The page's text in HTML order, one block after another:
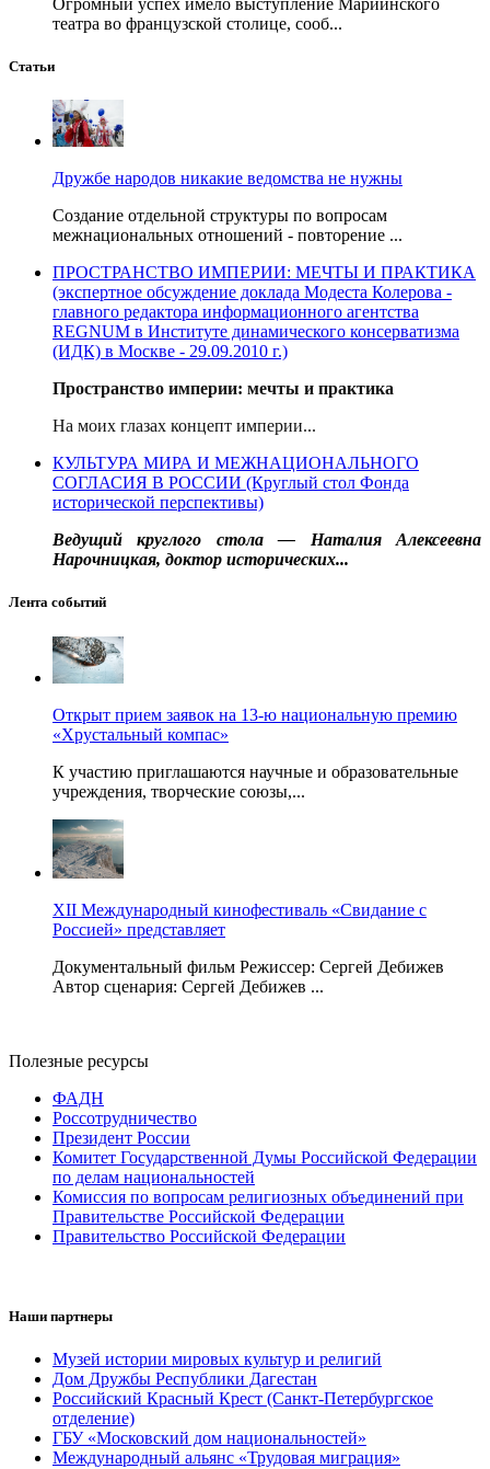
театра во французской столице, сооб...
Статьи
Дружбе народов никакие ведомства не нужны
Создание отдельной структуры по вопросам
межнациональных отношений - повторение ...
ПРОСТРАНСТВО ИМПЕРИИ: МЕЧТЫ И ПРАКТИКА
(экспертное обсуждение доклада Модеста Колерова -
главного редактора информационного агентства
REGNUM в Институте динамического консерватизма
(ИДК) в Москве - 29.09.2010 г.)
Пространство империи: мечты и практика
На моих глазах концепт империи...
КУЛЬТУРА МИРА И МЕЖНАЦИОНАЛЬНОГО
СОГЛАСИЯ В РОССИИ (Круглый стол Фонда
исторической перспективы)
Ведущий круглого стола — Наталия Алексеевна
Нарочницкая, доктор исторических...
Лента событий
Открыт прием заявок на 13-ю национальную премию
«Хрустальный компас»
К участию приглашаются научные и образовательные
учреждения, творческие союзы,...
XII Международный кинофестиваль «Свидание с
Россией» представляет
Документальный фильм Режиссер: Сергей Дебижев
Автор сценария: Сергей Дебижев ...
Полезные ресурсы
ФАДН
Россотрудничество
Президент России
Комитет Государственной Думы Российской Федерации
по делам национальностей
Комиссия по вопросам религиозных объединений при
Правительстве Российской Федерации
Правительство Российской Федерации
Наши партнеры
Музей истории мировых культур и религий
Дом Дружбы Республики Дагестан
Российский Красный Крест (Санкт-Петербургское
отделение)
ГБУ «Московский дом национальностей»
Международный альянс «Трудовая миграция»